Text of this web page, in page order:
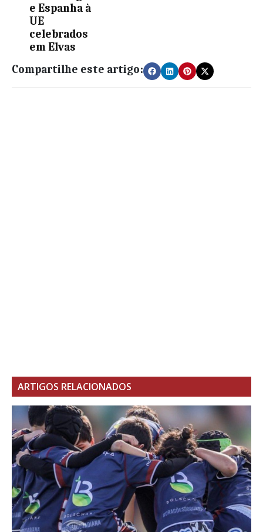
e Espanha à
UE
celebrados
em Elvas
Compartilhe este artigo:
ARTIGOS RELACIONADOS